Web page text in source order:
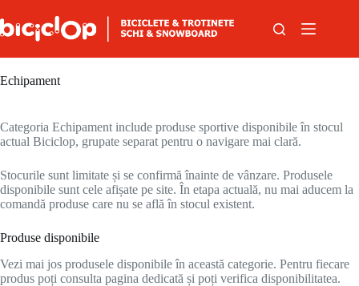
Echipament
Categoria Echipament include produse sportive disponibile în stocul
actual Biciclop, grupate separat pentru o navigare mai clară.
Stocurile sunt limitate și se confirmă înainte de vânzare. Produsele
disponibile sunt cele afișate pe site. În etapa actuală, nu mai aducem la
comandă produse care nu se află în stocul existent.
Produse disponibile
Vezi mai jos produsele disponibile în această categorie. Pentru fiecare
produs poți consulta pagina dedicată și poți verifica disponibilitatea.